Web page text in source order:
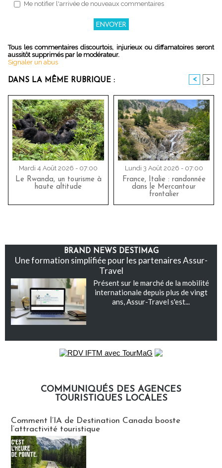
Me notifier l'arrivée de nouveaux commentaires
Tous les commentaires discourtois, injurieux ou diffamatoires seront
aussitôt supprimés par le modérateur.
Signaler un abus
DANS LA MÊME RUBRIQUE : < >
Mardi 4 Août 2026 - 07:00
Le Rwanda, un tourisme à
haute altitude
Lundi 3 Août 2026 - 07:00
France, Italie : randonnée
dans le Mercantour
frontalier
BRAND NEWS DESTIMAG
Une formation simplifiée pour les partenaires Assur-
Travel
Présent sur le marché de la mobilité
internationale depuis plus de vingt
ans, Assur-Travel s'est...
COMMUNIQUÉS DES AGENCES
TOURISTIQUES LOCALES
Comment l’IA de Destination Canada booste
l’attractivité touristique